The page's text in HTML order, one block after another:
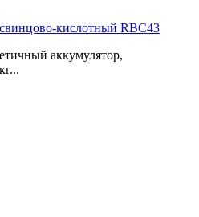
кислотный RBC43
аккумулятор,